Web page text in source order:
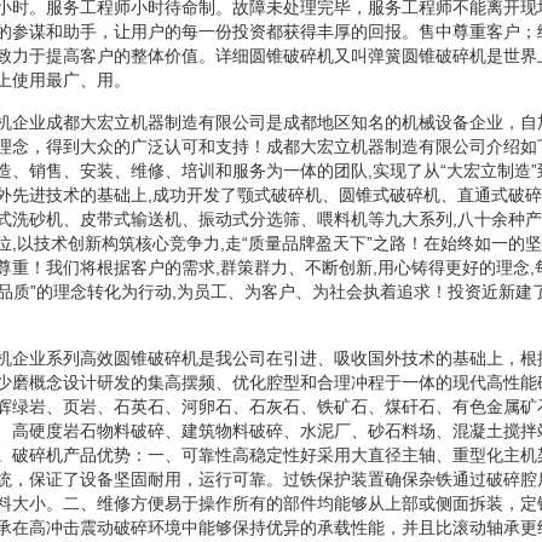
时。服务工程师小时待命制。故障未处理完毕，服务工程师不能离开
参谋和助手，让用户的每一份投资都获得丰厚的回报。售中尊重客户
力于提高客户的整体价值。详细圆锥破碎机又叫弹簧圆锥破碎机是世
使用最广、用。
企业成都大宏立机器制造有限公司是成都地区知名的机械设备企业，
念，得到大众的广泛认可和支持！成都大宏立机器制造有限公司介绍
、销售、安装、维修、培训和服务为一体的团队,实现了从“大宏立制造”
先进技术的基础上,成功开发了颚式破碎机、圆锥式破碎机、直通式破
洗砂机、皮带式输送机、振动式分选筛、喂料机等九大系列,八十余种
,以技术创新构筑核心竞争力,走“质量品牌盈天下”之路！在始终如一的
重！我们将根据客户的需求,群策群力、不断创新,用心铸得更好的理念,
质”的理念转化为行动,为员工、为客户、为社会执着追求！投资近新建
企业系列高效圆锥破碎机是我公司在引进、吸收国外技术的基础上，
磨概念设计研发的集高摆频、优化腔型和合理冲程于一体的现代高性
绿岩、页岩、石英石、河卵石、石灰石、铁矿石、煤矸石、有色金属
高硬度岩石物料破碎、建筑物料破碎、水泥厂、砂石料场、混凝土搅
破碎机产品优势：一、可靠性高稳定性好采用大直径主轴、重型化主
，保证了设备坚固耐用，运行可靠。过铁保护装置确保杂铁通过破碎
大小。二、维修方便易于操作所有的部件均能够从上部或侧面拆装，
在高冲击震动破碎环境中能够保持优异的承载性能，并且比滚动轴承